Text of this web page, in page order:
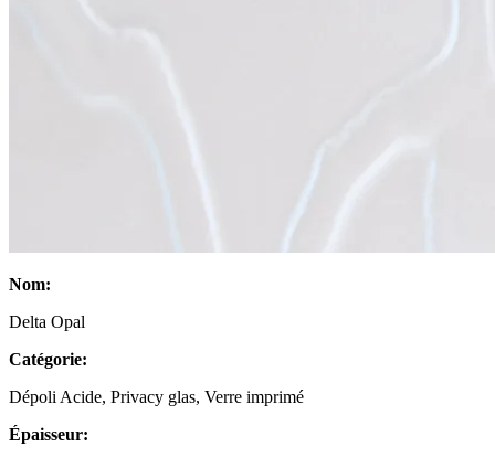
Nom:
Delta Opal
Catégorie:
Dépoli Acide, Privacy glas, Verre imprimé
Épaisseur: